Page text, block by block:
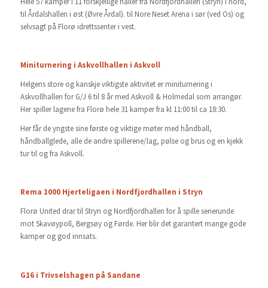
til Årdalshallen i øst (Øvre Årdal). til Nore Neset Arena i sør (ved Os) og
selvsagt på Florø idrettssenter i vest.
Miniturnering i Askvollhallen i Askvoll
Helgens store og kanskje viktigste aktivitet er miniturnering i
Askvollhallen for G/J 6 til 8 år med Askvoll & Holmedal som arrangør.
Her spiller lagene fra Florø hele 31 kamper fra kl 11:00 til ca 18:30.
Her får de yngste sine første og viktige møter med håndball,
håndballglede, alle de andre spillerene/lag, pølse og brus og en kjekk
tur til og fra Askvoll.
Rema 1000 Hjerteligaen i Nordfjordhallen i Stryn
Florø United drar til Stryn og Nordfjordhallen for å spille serierunde
mot Skavøypoll, Bergsøy og Førde. Her blir det garantert mange gode
kamper og god innsats.
G16 i Trivselshagen på Sandane